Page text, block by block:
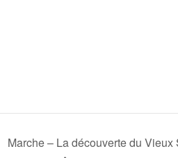
Marche – La découverte du Vieux